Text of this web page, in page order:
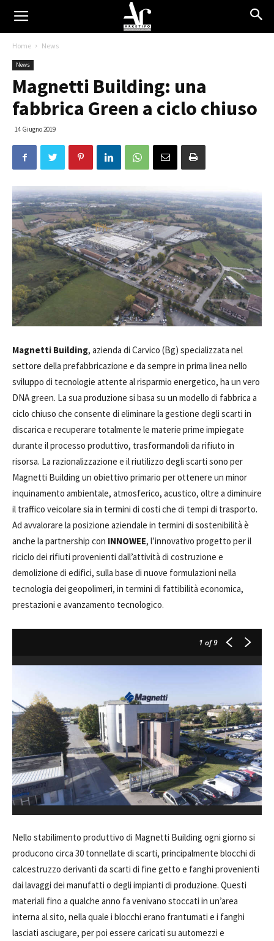
Home News
News
Magnetti Building: una
fabbrica Green a ciclo chiuso
14 Giugno 2019
Magnetti Building, azienda di Carvico (Bg) specializzata nel
settore della prefabbricazione e da sempre in prima linea nello
sviluppo di tecnologie attente al risparmio energetico, ha un vero
DNA green. La sua produzione si basa su un modello di fabbrica a
ciclo chiuso che consente di eliminare la gestione degli scarti in
discarica e recuperare totalmente le materie prime impiegate
durante il processo produttivo, trasformandoli da rifiuto in
risorsa. La razionalizzazione e il riutilizzo degli scarti sono per
Magnetti Building un obiettivo primario per ottenere un minor
inquinamento ambientale, atmosferico, acustico, oltre a diminuire
il traffico veicolare sia in termini di costi che di tempi di trasporto.
Ad avvalorare la posizione aziendale in termini di sostenibilità è
anche la partnership con INNOWEE, l’innovativo progetto per il
riciclo dei rifiuti provenienti dall’attività di costruzione e
demolizione di edifici, sulla base di nuove formulazioni nella
tecnologia dei geopolimeri, in termini di fattibilità economica,
prestazioni e avanzamento tecnologico.
1 of 9
Nello stabilimento produttivo di Magnetti Building ogni giorno si
producono circa 30 tonnellate di scarti, principalmente blocchi di
calcestruzzo derivanti da scarti di fine getto e fanghi provenienti
dai lavaggi dei manufatti o degli impianti di produzione. Questi
materiali fino a qualche anno fa venivano stoccati in un’area
interna al sito, nella quale i blocchi erano frantumati e i fanghi
lasciati asciugare, per poi essere caricati su automezzi e